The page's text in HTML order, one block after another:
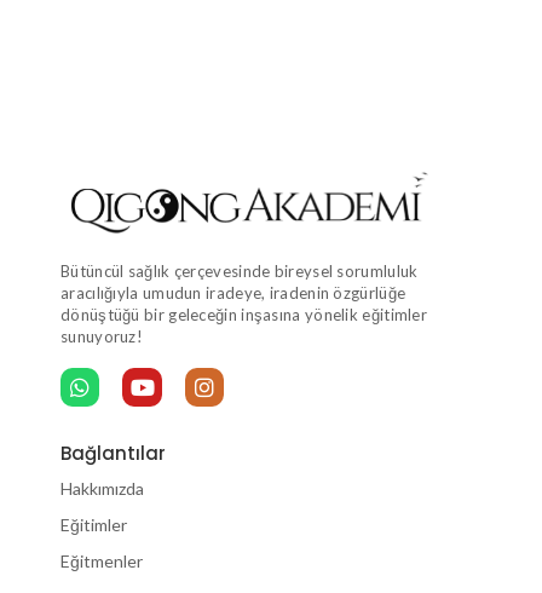
Bütüncül sağlık çerçevesinde bireysel sorumluluk
aracılığıyla umudun iradeye, iradenin özgürlüğe
dönüştüğü bir geleceğin inşasına yönelik eğitimler
sunuyoruz!
Bağlantılar
Hakkımızda
Eğitimler
Eğitmenler